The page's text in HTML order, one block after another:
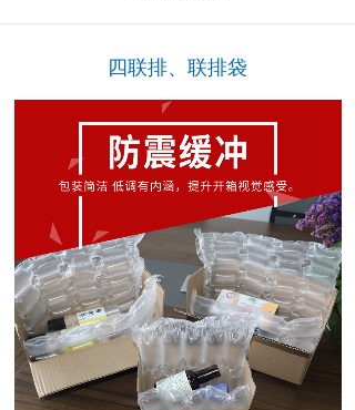
四联排、联排袋